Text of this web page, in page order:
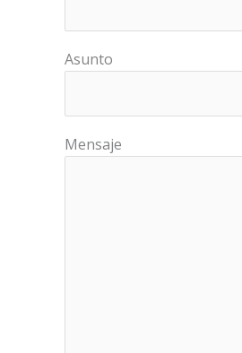
Asunto
Mensaje